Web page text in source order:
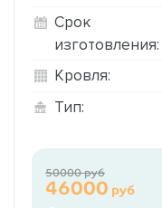
Срок
изготовления:
Кровля:
Тип:
46000 руб
50000 руб